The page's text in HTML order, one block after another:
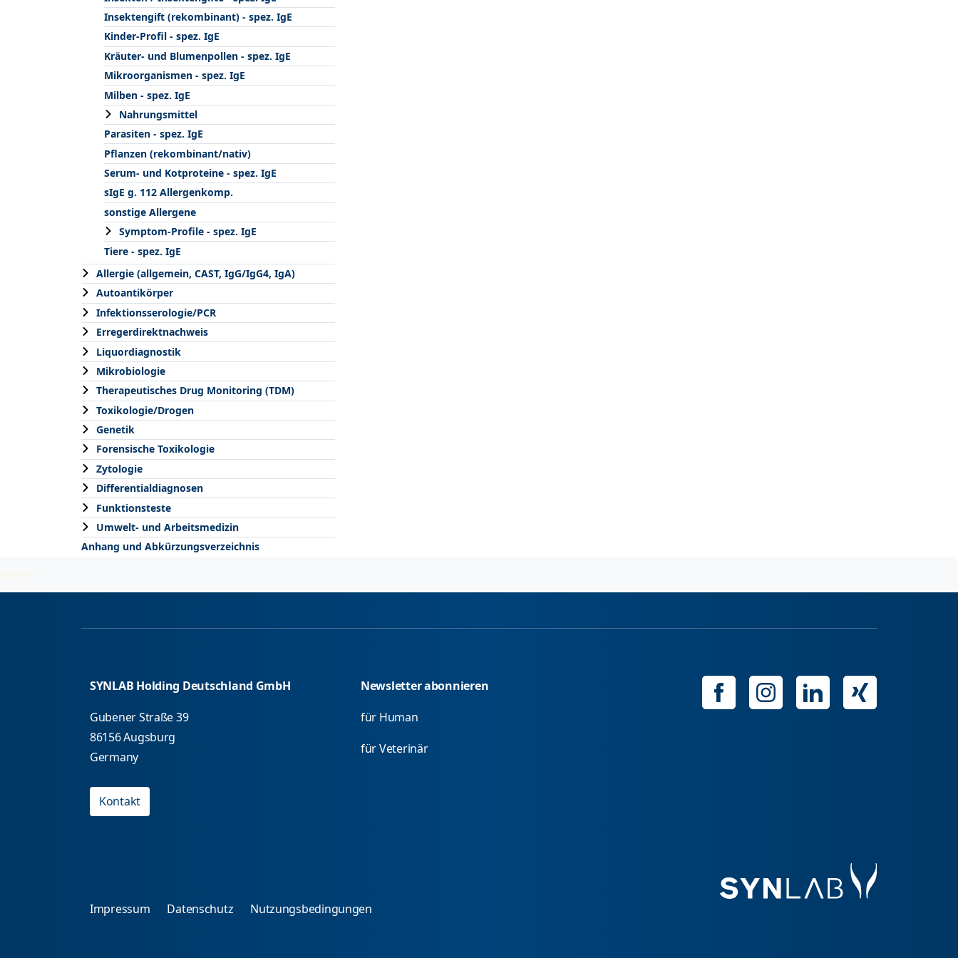
Insektengift (rekombinant) - spez. IgE
Kinder-Profil - spez. IgE
Kräuter- und Blumenpollen - spez. IgE
Mikroorganismen - spez. IgE
Milben - spez. IgE
Nahrungsmittel
Parasiten - spez. IgE
Pflanzen (rekombinant/nativ)
Serum- und Kotproteine - spez. IgE
sIgE g. 112 Allergenkomp.
sonstige Allergene
Symptom-Profile - spez. IgE
Tiere - spez. IgE
Allergie (allgemein, CAST, IgG/IgG4, IgA)
Autoantikörper
Infektionsserologie/PCR
Erregerdirektnachweis
Liquordiagnostik
Mikrobiologie
Therapeutisches Drug Monitoring (TDM)
Toxikologie/Drogen
Genetik
Forensische Toxikologie
Zytologie
Differentialdiagnosen
Funktionsteste
Umwelt- und Arbeitsmedizin
Anhang und Abkürzungsverzeichnis
2026-08-07
SYNLAB Holding Deutschland GmbH
Gubener Straße 39
86156 Augsburg
Germany
Kontakt
Newsletter abonnieren
für Human
für Veterinär
Impressum Datenschutz Nutzungsbedingungen